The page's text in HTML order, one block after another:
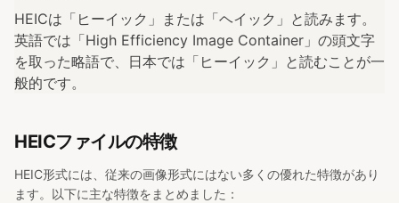
HEICは「ヒーイック」または「ヘイック」と読みます。
英語では「High Efficiency Image Container」の頭文字
を取った略語で、日本では「ヒーイック」と読むことが一
般的です。
HEICファイルの特徴
HEIC形式には、従来の画像形式にはない多くの優れた特徴があり
ます。以下に主な特徴をまとめました：